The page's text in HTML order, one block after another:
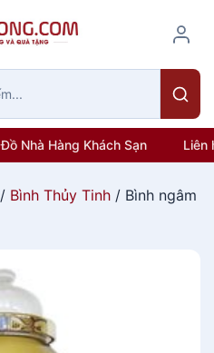
Đồ Nhà Hàng Khách Sạn Liên
/ Bình Thủy Tinh / Bình ngâm